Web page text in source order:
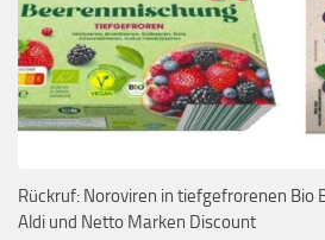
Rückruf: Noroviren in tiefgefrorenen Bio
Aldi und Netto Marken Discount